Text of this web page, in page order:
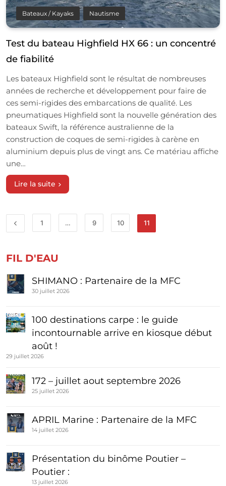
Bateaux / Kayaks Nautisme
Test du bateau Highfield HX 66 : un concentré
de fiabilité
Les bateaux Highfield sont le résultat de nombreuses
années de recherche et développement pour faire de
ces semi-rigides des embarcations de qualité. Les
pneumatiques Highfield sont la nouvelle génération des
bateaux Swift, la référence australienne de la
construction de coques de semi-rigides à carène en
aluminium depuis plus de vingt ans. Ce matériau affiche
une…
Lire la suite
1 … 9 10 11
FIL D'EAU
SHIMANO : Partenaire de la MFC
30 juillet 2026
100 destinations carpe : le guide
incontournable arrive en kiosque début
août !
29 juillet 2026
172 – juillet aout septembre 2026
25 juillet 2026
APRIL Marine : Partenaire de la MFC
14 juillet 2026
Présentation du binôme Poutier –
Poutier :
13 juillet 2026